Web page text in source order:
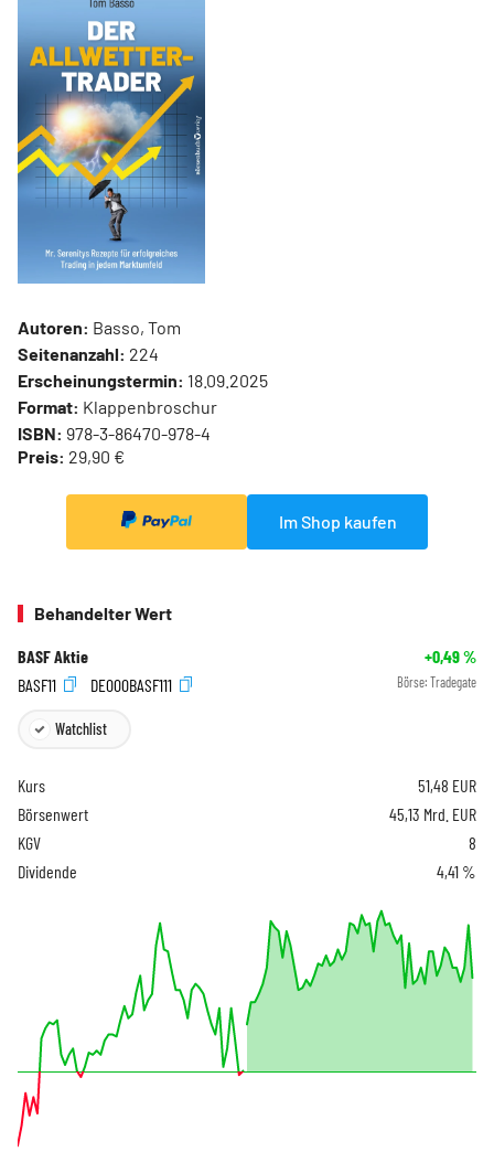
Autoren: Basso, Tom
Seitenanzahl: 224
Erscheinungstermin: 18.09.2025
Format: Klappenbroschur
ISBN: 978-3-86470-978-4
Preis: 29,90 €
Im Shop kaufen
Behandelter Wert
BASF Aktie +0,49%
BASF11
DE000BASF111 Börse: Tradegate
Watchlist
Kurs 51,48 EUR
Börsenwert
45,13 Mrd. EUR
KGV
8
Dividende
4,41 %